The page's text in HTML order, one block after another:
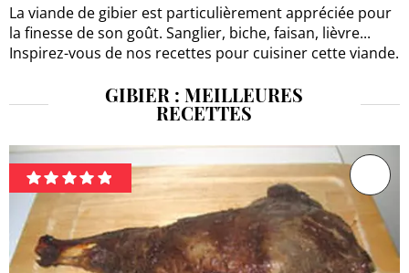
La viande de gibier est particulièrement appréciée pour
la finesse de son goût. Sanglier, biche, faisan, lièvre...
Inspirez-vous de nos recettes pour cuisiner cette viande.
GIBIER : MEILLEURES
RECETTES